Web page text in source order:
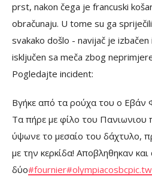
prst, nakon čega je francuski
obračunaju. U tome su ga
svakako došlo - navijač je izbačen
isključen sa meča zbog
Pogledajte incident:
Βγήκε από τα ρούχα του ο Εβάν
Τα πήρε με φίλο του Πανιωνιου
ύψωνε το μεσαίο του δάχτυλο,
με την κερκίδα! Αποβληθηκαν και
δύο#fournier#olympiacosbc